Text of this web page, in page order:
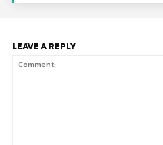
LEAVE A REPLY